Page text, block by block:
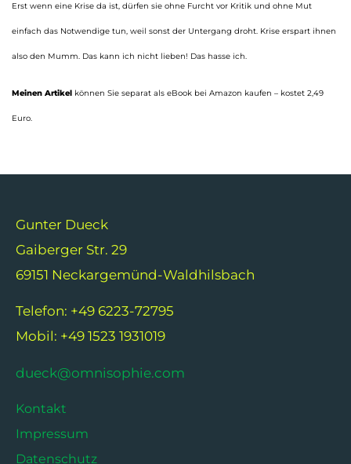
Erst wenn eine Krise da ist, dürfen sie ohne Furcht vor Kritik und ohne Mut
einfach das Notwendige tun, weil sonst der Untergang droht. Krise erspart ihnen
also den Mumm. Das kann ich nicht lieben! Das hasse ich.
Meinen Artikel können Sie separat als eBook bei Amazon kaufen – kostet 2,49
Euro.
Gunter Dueck
Gaiberger Str. 29
69151 Neckargemünd-Waldhilsbach
Telefon: +49 6223-72795
Mobil: +49 1523 1931019
dueck@omnisophie.com
Kontakt
Impressum
Datenschutz